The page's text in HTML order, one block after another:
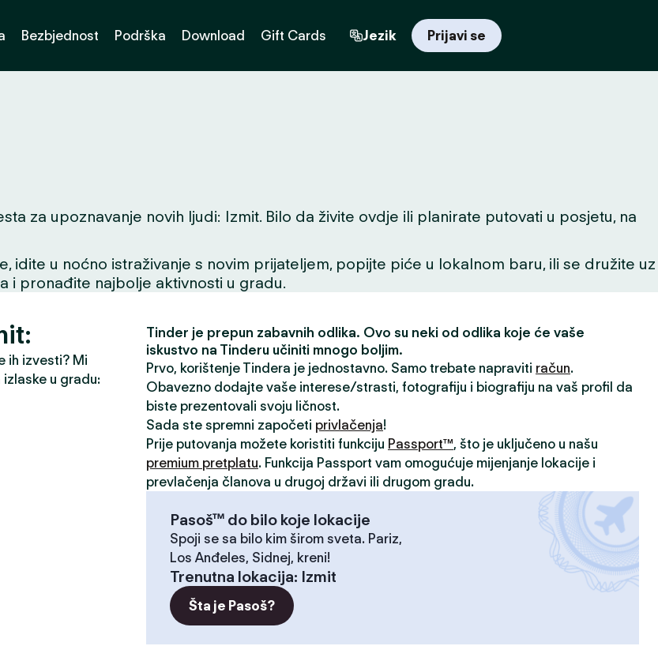
Bezbjednost Podrška Download Gift Cards Jezik Prijavi se
za upoznavanje novih ljudi: Izmit. Bilo da živite ovdje ili planirate putovati u posjetu, na
idite u noćno istraživanje s novim prijateljem, popijte piće u lokalnom baru, ili se družite uz
i pronađite najbolje aktivnosti u gradu.
ih izvesti? Mi
u gradu:
Tinder je prepun zabavnih odlika. Ovo su neki od odlika koje će vaše
iskustvo na Tinderu učiniti mnogo boljim.
Prvo, korištenje Tindera je jednostavno. Samo trebate napraviti račun.
Obavezno dodajte vaše interese/strasti, fotografiju i biografiju na vaš profil da
biste prezentovali svoju ličnost.
Sada ste spremni započeti privlačenja!
Prije putovanja možete koristiti funkciju Passport™, što je uključeno u našu
premium pretplatu. Funkcija Passport vam omogućuje mijenjanje lokacije i
prevlačenja članova u drugoj državi ili drugom gradu.
Pasoš™ do bilo koje lokacije
Spoji se sa bilo kim širom sveta. Pariz,
Los Anđeles, Sidnej, kreni!
Trenutna lokacija: Izmit
Šta je Pasoš?